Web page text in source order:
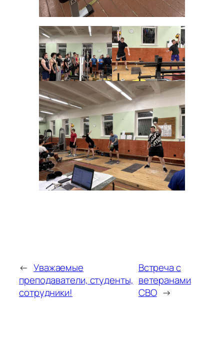
← Уважаемые
преподаватели, студенты,
сотрудники!
Встреча с
ветеранами
СВО →